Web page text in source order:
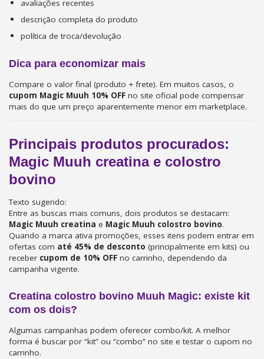
avaliações recentes
descrição completa do produto
política de troca/devolução
Dica para economizar mais
Compare o valor final (produto + frete). Em muitos casos, o
cupom Magic Muuh 10% OFF no site oficial pode compensar
mais do que um preço aparentemente menor em marketplace.
Principais produtos procurados:
Magic Muuh creatina e colostro
bovino
Texto sugerido:
Entre as buscas mais comuns, dois produtos se destacam:
Magic Muuh creatina e Magic Muuh colostro bovino.
Quando a marca ativa promoções, esses itens podem entrar em
ofertas com até 45% de desconto (principalmente em kits) ou
receber cupom de 10% OFF no carrinho, dependendo da
campanha vigente.
Creatina colostro bovino Muuh Magic: existe kit
com os dois?
Algumas campanhas podem oferecer combo/kit. A melhor
forma é buscar por “kit” ou “combo” no site e testar o cupom no
carrinho.